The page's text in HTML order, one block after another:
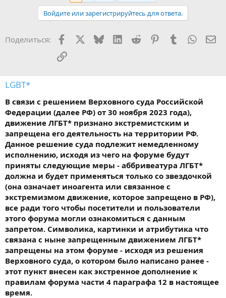
Войдите или зарегистрируйтесь для ответа.
Поделиться: Facebook BlueskyLinkedIn
Reddit PinterestTumblr
Ссылка
LGBT*
В связи с решением Верховного суда Российской
Федерации (далее РФ) от 30 ноября 2023 года),
движение ЛГБТ* признано экстремистским и
запрещена его деятельность на территории РФ.
Данное решение суда подлежит немедленному
исполнению, исходя из чего на форуме будут
приняты следующие меры - аббривеатура ЛГБТ*
должна и будет применяться только со звездочкой
(она означает иноагента или связанное с
экстремизмом движение, которое запрещено в РФ),
все ради того чтобы посетители и пользователи
этого форума могли ознакомиться с данным
запретом. Символика, картинки и атрибутика что
связана с ныне запрещенным движением ЛГБТ*
запрещены на этом форуме - исходя из решения
Верховного суда, о котором было написано ранее -
этот пункт внесен как экстренное дополнение к
правилам форума части 4 параграфа 12 в настоящее
время.